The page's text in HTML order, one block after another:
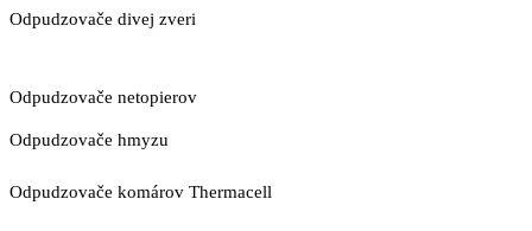
Odpudzovače divej zveri
Odpudzovače netopierov
Odpudzovače hmyzu
Odpudzovače komárov Thermacell